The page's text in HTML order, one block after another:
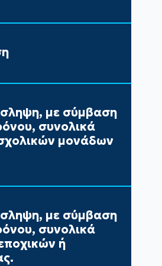
με σύμβαση
συνολικά
μονάδων
με σύμβαση
συνολικά
ή